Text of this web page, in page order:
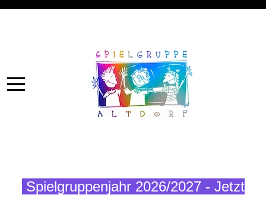
Spielgruppenjahr 2026/2027 - Jetzt